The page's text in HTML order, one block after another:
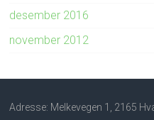
desember 2016
november 2012
Adresse: Melkevegen 1, 2165